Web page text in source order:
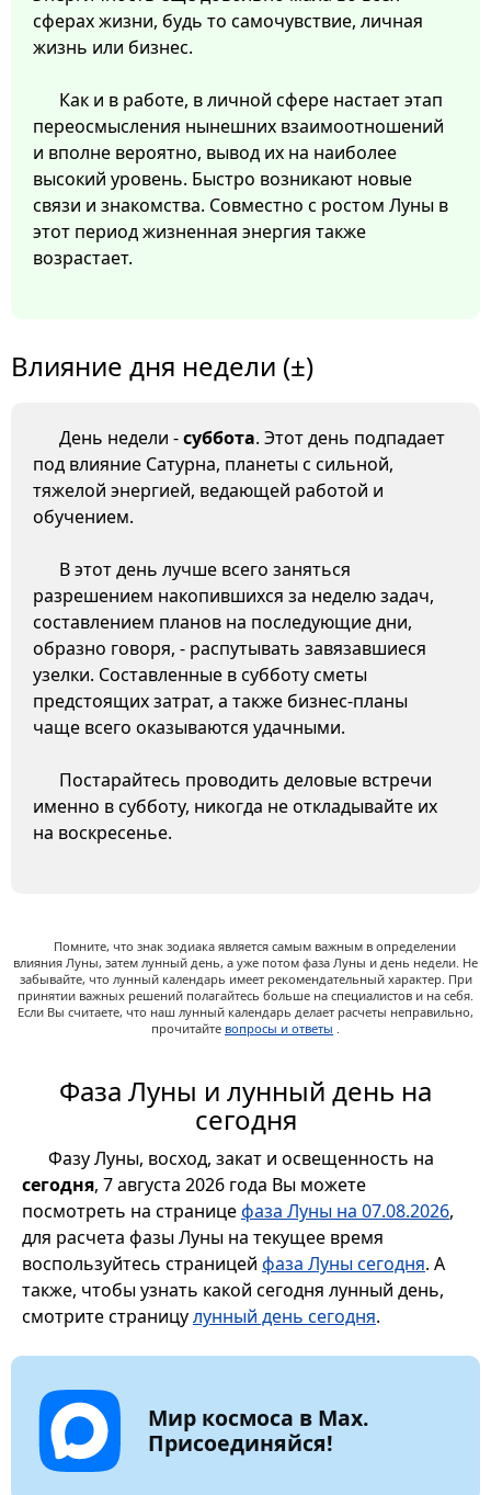
сферах жизни, будь то самочувствие, личная
жизнь или бизнес.
Как и в работе, в личной сфере настает этап
переосмысления нынешних взаимоотношений
и вполне вероятно, вывод их на наиболее
высокий уровень. Быстро возникают новые
связи и знакомства. Совместно с ростом Луны в
этот период жизненная энергия также
возрастает.
Влияние дня недели (±)
День недели -суббота. Этот день подпадает
под влияние Сатурна, планеты с сильной,
тяжелой энергией, ведающей работой и
обучением.
В этот день лучше всего заняться
разрешением накопившихся за неделю задач,
составлением планов на последующие дни,
образно говоря, - распутывать завязавшиеся
узелки. Составленные в субботу сметы
предстоящих затрат, а также бизнес-планы
чаще всего оказываются удачными.
Постарайтесь проводить деловые встречи
именно в субботу, никогда не откладывайте их
на воскресенье.
Помните, что знак зодиака является самым важным в определении
влияния Луны, затем лунный день, а уже потом фаза Луны и день недели. Не
забывайте, что лунный календарь имеет рекомендательный характер. При
принятии важных решений полагайтесь больше на специалистов и на себя.
Если Вы считаете, что наш лунный календарь делает расчеты неправильно,
прочитайте вопросы и ответы .
Фаза Луны и лунный день на
сегодня
Фазу Луны, восход, закат и освещенность на
сегодня, 7 августа 2026 года Вы можете
посмотреть на страницефаза Луны на 07.08.2026,
для расчета фазы Луны на текущее время
воспользуйтесь страницей фаза Луны сегодня. А
также, чтобы узнать какой сегодня лунный день,
смотрите страницулунный день сегодня.
Мир космоса в Max.
Присоединяйся!